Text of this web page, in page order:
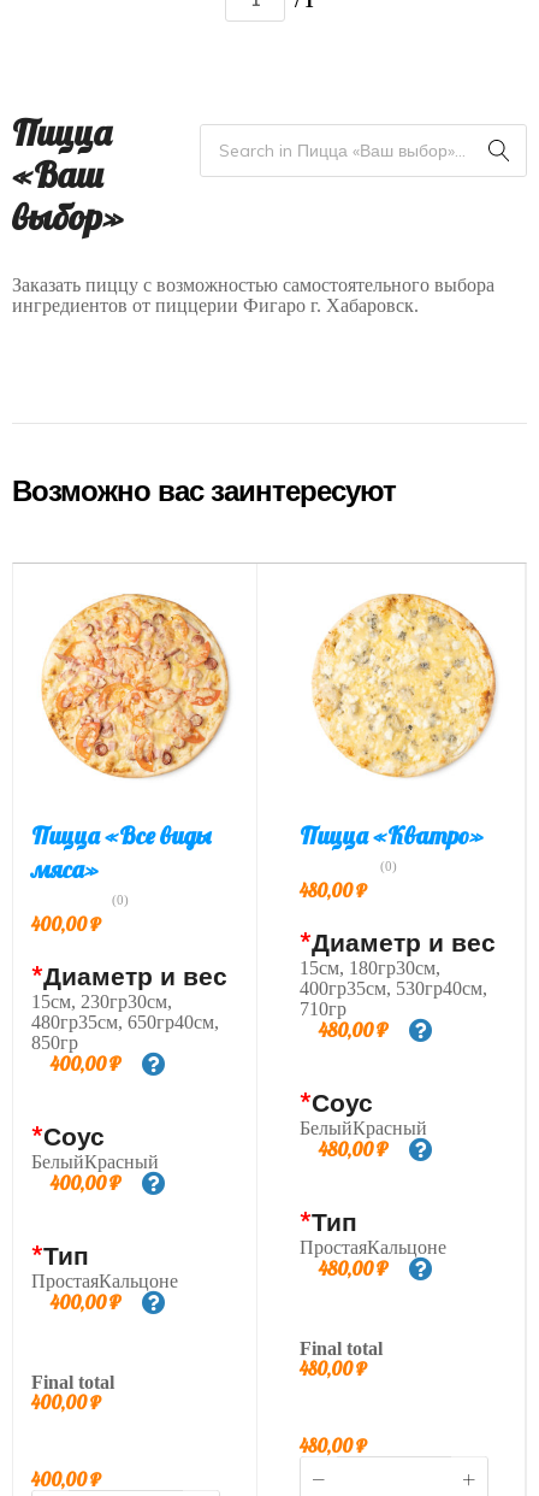
Пицца
«Ваш
выбор»
Заказать пиццу с возможностью самостоятельного выбора
ингредиентов от пиццерии Фигаро г. Хабаровск.
Возможно вас заинтересуют
Пицца «Все виды
мяса»
(0)
400,00₽
*Диаметр и вес
15см, 230гр30см,
480гр35см, 650гр40см,
850гр
400,00₽
*Соус
БелыйКрасный
400,00₽
*Тип
ПростаяКальцоне
400,00₽
Final total
400,00₽
400,00₽
Пицца «Кватро»
(0)
480,00₽
*Диаметр и вес
15см, 180гр30см,
400гр35см, 530гр40см,
710гр
480,00₽
*Соус
БелыйКрасный
480,00₽
*Тип
ПростаяКальцоне
480,00₽
Final total
480,00₽
480,00₽